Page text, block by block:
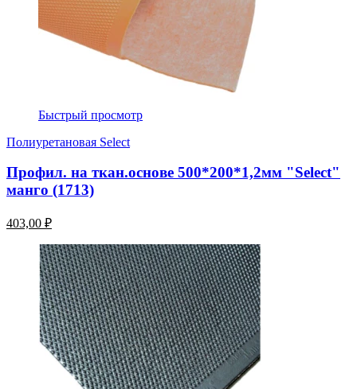
Быстрый просмотр
Полиуретановая Select
Профил. на ткан.основе 500*200*1,2мм "Select"
манго (1713)
403,00 ₽